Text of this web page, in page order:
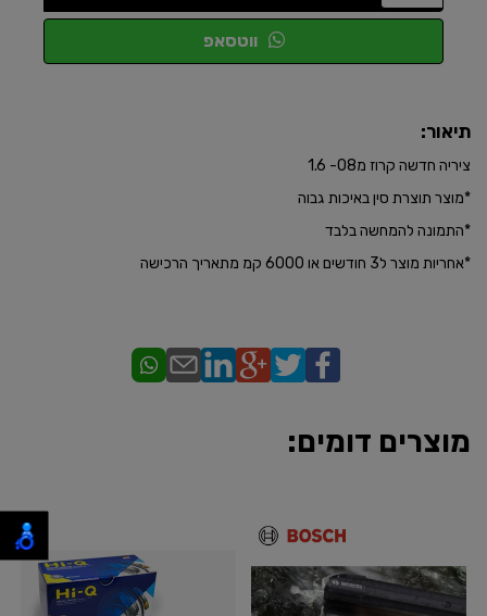
ווטסאפ
תיאור:
ציריה חדשה קרוז מ08- 1.6
*​מוצר תוצרת סין באיכות גבוה
*התמונה להמחשה בלבד
​*אחריות מוצר ל3 חודשים או 6000 קמ מתאריך הרכישה
מוצרים דומים: